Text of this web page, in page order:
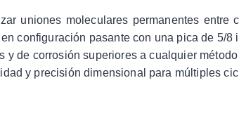
uniones moleculares permanentes entre
configuración pasante con una pica de 5/
de corrosión superiores a cualquier
y precisión dimensional para múltiples